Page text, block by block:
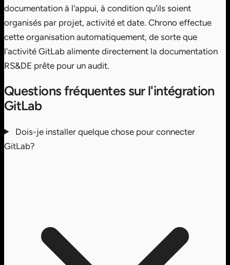
documentation à l'appui, à condition qu'ils soient
organisés par projet, activité et date. Chrono effectue
cette organisation automatiquement, de sorte que
l'activité GitLab alimente directement la documentation
RS&DE prête pour un audit.
Questions fréquentes sur l'intégration
GitLab
Dois-je installer quelque chose pour connecter
GitLab?